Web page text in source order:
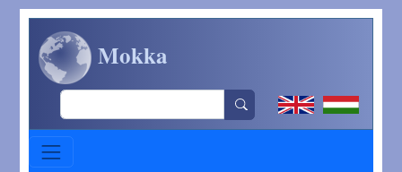
Skip to main content
Mokka
Search